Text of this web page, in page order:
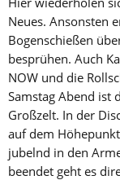
Neues. Ansonsten
Bogenschießen
besprühen. Auch
NOW und die
Samstag Abend ist
Großzelt. In der
auf dem
jubelnd in den
beendet geht es